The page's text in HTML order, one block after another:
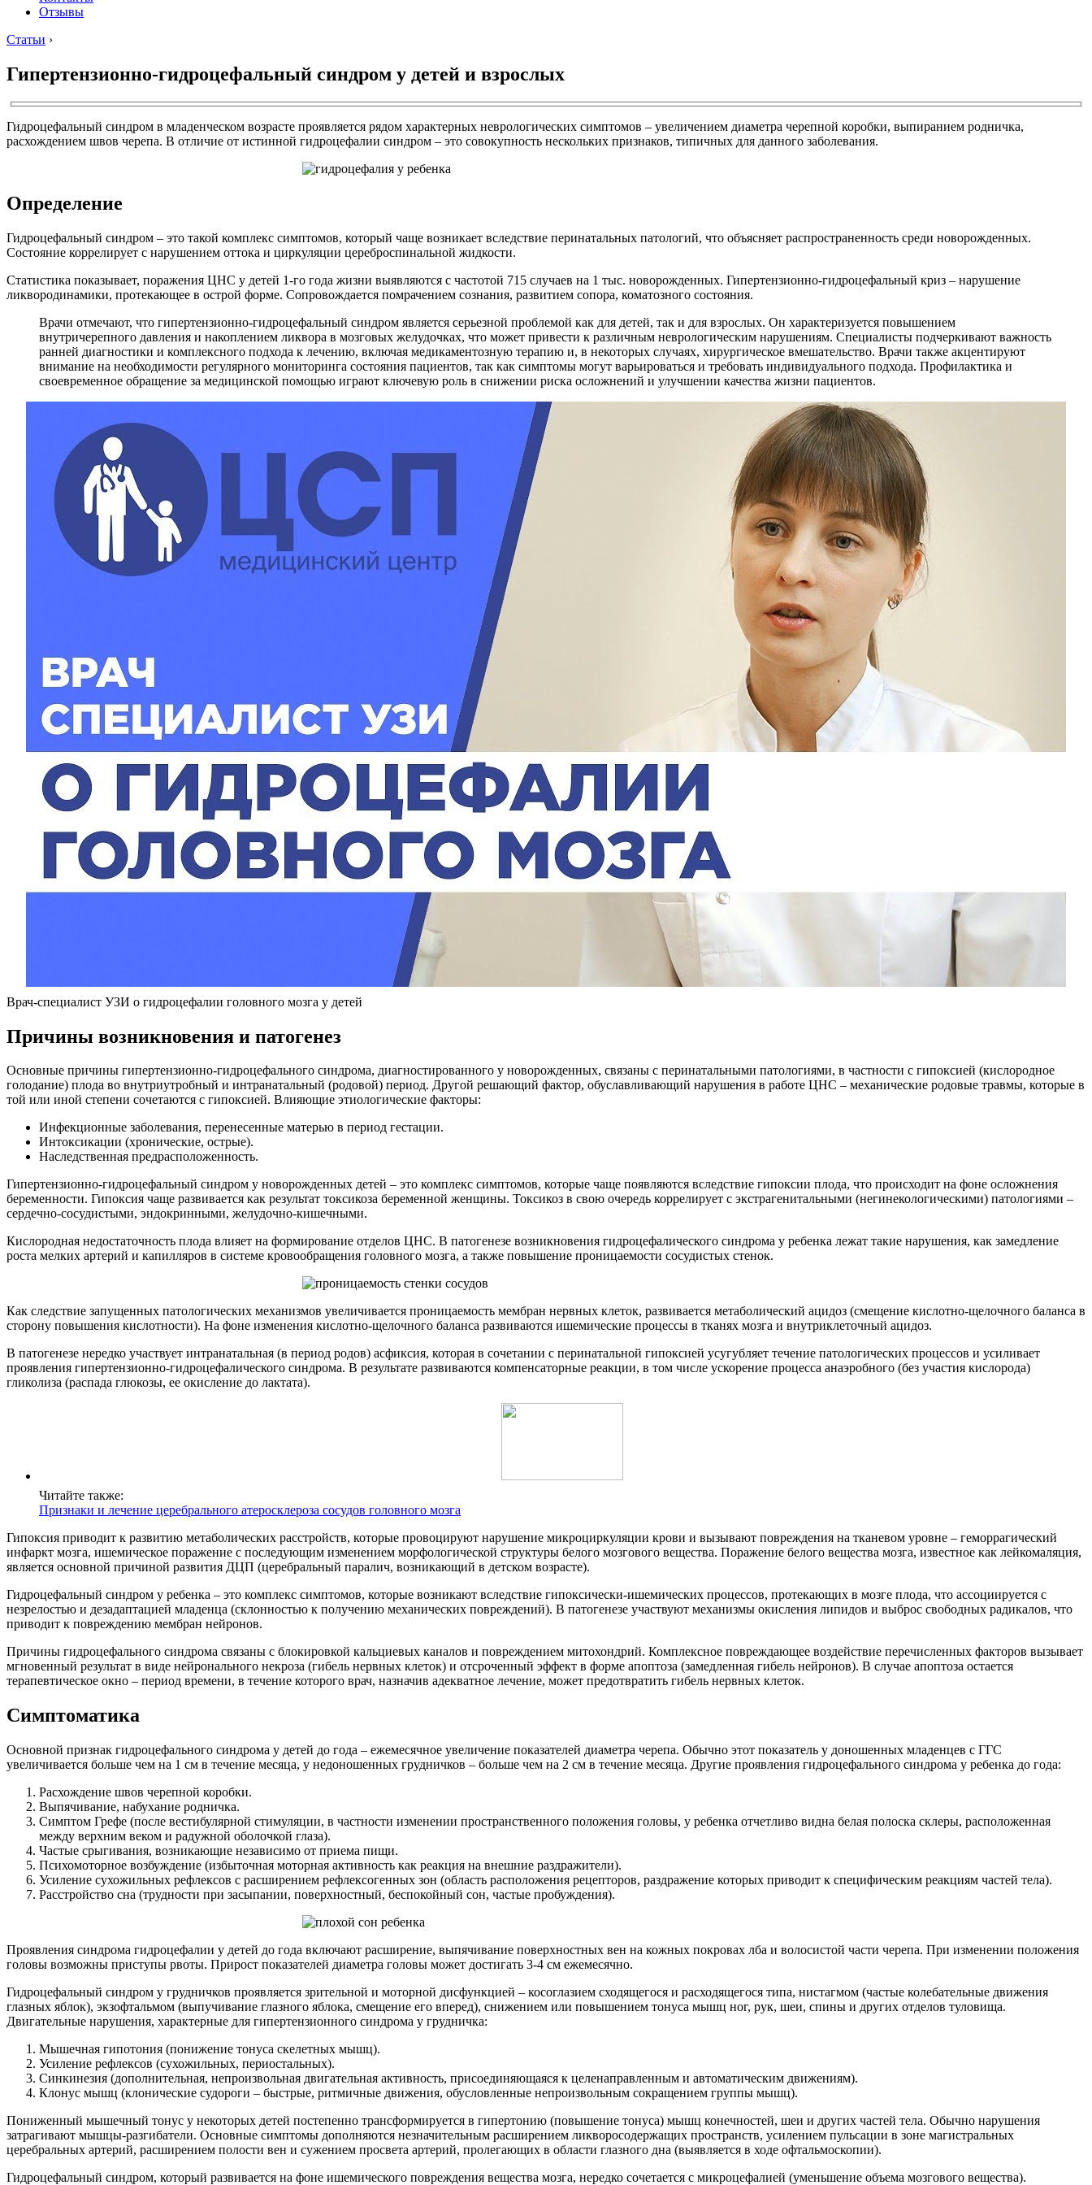
Отзывы
Статьи ›
Гипертензионно-гидроцефальный синдром у детей и взрослых
Гидроцефальный синдром в младенческом возрасте проявляется рядом характерных неврологических симптомов – увеличением диаметра черепной коробки, выпиранием родничка,
расхождением швов черепа. В отличие от истинной гидроцефалии синдром – это совокупность нескольких признаков, типичных для данного заболевания.
Определение
Гидроцефальный синдром – это такой комплекс симптомов, который чаще возникает вследствие перинатальных патологий, что объясняет распространенность среди новорожденных.
Состояние коррелирует с нарушением оттока и циркуляции цереброспинальной жидкости.
Статистика показывает, поражения ЦНС у детей 1-го года жизни выявляются с частотой 715 случаев на 1 тыс. новорожденных. Гипертензионно-гидроцефальный криз – нарушение
ликвородинамики, протекающее в острой форме. Сопровождается помрачением сознания, развитием сопора, коматозного состояния.
Врачи отмечают, что гипертензионно-гидроцефальный синдром является серьезной проблемой как для детей, так и для взрослых. Он характеризуется повышением
внутричерепного давления и накоплением ликвора в мозговых желудочках, что может привести к различным неврологическим нарушениям. Специалисты подчеркивают важность
ранней диагностики и комплексного подхода к лечению, включая медикаментозную терапию и, в некоторых случаях, хирургическое вмешательство. Врачи также акцентируют
внимание на необходимости регулярного мониторинга состояния пациентов, так как симптомы могут варьироваться и требовать индивидуального подхода. Профилактика и
своевременное обращение за медицинской помощью играют ключевую роль в снижении риска осложнений и улучшении качества жизни пациентов.
Врач-специалист УЗИ о гидроцефалии головного мозга у детей
Причины возникновения и патогенез
Основные причины гипертензионно-гидроцефального синдрома, диагностированного у новорожденных, связаны с перинатальными патологиями, в частности с гипоксией (кислородное
голодание) плода во внутриутробный и интранатальный (родовой) период. Другой решающий фактор, обуславливающий нарушения в работе ЦНС – механические родовые травмы, которые в
той или иной степени сочетаются с гипоксией. Влияющие этиологические факторы:
Инфекционные заболевания, перенесенные матерью в период гестации.
Интоксикации (хронические, острые).
Наследственная предрасположенность.
Гипертензионно-гидроцефальный синдром у новорожденных детей – это комплекс симптомов, которые чаще появляются вследствие гипоксии плода, что происходит на фоне осложнения
беременности. Гипоксия чаще развивается как результат токсикоза беременной женщины. Токсикоз в свою очередь коррелирует с экстрагенитальными (негинекологическими) патологиями –
сердечно-сосудистыми, эндокринными, желудочно-кишечными.
Кислородная недостаточность плода влияет на формирование отделов ЦНС. В патогенезе возникновения гидроцефалического синдрома у ребенка лежат такие нарушения, как замедление
роста мелких артерий и капилляров в системе кровообращения головного мозга, а также повышение проницаемости сосудистых стенок.
Как следствие запущенных патологических механизмов увеличивается проницаемость мембран нервных клеток, развивается метаболический ацидоз (смещение кислотно-щелочного баланса в
сторону повышения кислотности). На фоне изменения кислотно-щелочного баланса развиваются ишемические процессы в тканях мозга и внутриклеточный ацидоз.
В патогенезе нередко участвует интранатальная (в период родов) асфиксия, которая в сочетании с перинатальной гипоксией усугубляет течение патологических процессов и усиливает
проявления гипертензионно-гидроцефалического синдрома. В результате развиваются компенсаторные реакции, в том числе ускорение процесса анаэробного (без участия кислорода)
гликолиза (распада глюкозы, ее окисление до лактата).
Читайте также:
Признаки и лечение церебрального атеросклероза сосудов головного мозга
Гипоксия приводит к развитию метаболических расстройств, которые провоцируют нарушение микроциркуляции крови и вызывают повреждения на тканевом уровне – геморрагический
инфаркт мозга, ишемическое поражение с последующим изменением морфологической структуры белого мозгового вещества. Поражение белого вещества мозга, известное как лейкомаляция,
является основной причиной развития ДЦП (церебральный паралич, возникающий в детском возрасте).
Гидроцефальный синдром у ребенка – это комплекс симптомов, которые возникают вследствие гипоксически-ишемических процессов, протекающих в мозге плода, что ассоциируется с
незрелостью и дезадаптацией младенца (склонностью к получению механических повреждений). В патогенезе участвуют механизмы окисления липидов и выброс свободных радикалов, что
приводит к повреждению мембран нейронов.
Причины гидроцефального синдрома связаны с блокировкой кальциевых каналов и повреждением митохондрий. Комплексное повреждающее воздействие перечисленных факторов вызывает
мгновенный результат в виде нейронального некроза (гибель нервных клеток) и отсроченный эффект в форме апоптоза (замедленная гибель нейронов). В случае апоптоза остается
терапевтическое окно – период времени, в течение которого врач, назначив адекватное лечение, может предотвратить гибель нервных клеток.
Симптоматика
Основной признак гидроцефального синдрома у детей до года – ежемесячное увеличение показателей диаметра черепа. Обычно этот показатель у доношенных младенцев с ГГС
увеличивается больше чем на 1 см в течение месяца, у недоношенных грудничков – больше чем на 2 см в течение месяца. Другие проявления гидроцефального синдрома у ребенка до года:
Расхождение швов черепной коробки.
Выпячивание, набухание родничка.
Симптом Грефе (после вестибулярной стимуляции, в частности изменении пространственного положения головы, у ребенка отчетливо видна белая полоска склеры, расположенная
между верхним веком и радужной оболочкой глаза).
Частые срыгивания, возникающие независимо от приема пищи.
Психомоторное возбуждение (избыточная моторная активность как реакция на внешние раздражители).
Усиление сухожильных рефлексов с расширением рефлексогенных зон (область расположения рецепторов, раздражение которых приводит к специфическим реакциям частей тела).
Расстройство сна (трудности при засыпании, поверхностный, беспокойный сон, частые пробуждения).
Проявления синдрома гидроцефалии у детей до года включают расширение, выпячивание поверхностных вен на кожных покровах лба и волосистой части черепа. При изменении положения
головы возможны приступы рвоты. Прирост показателей диаметра головы может достигать 3-4 см ежемесячно.
Гидроцефальный синдром у грудничков проявляется зрительной и моторной дисфункцией – косоглазием сходящегося и расходящегося типа, нистагмом (частые колебательные движения
глазных яблок), экзофтальмом (выпучивание глазного яблока, смещение его вперед), снижением или повышением тонуса мышц ног, рук, шеи, спины и других отделов туловища.
Двигательные нарушения, характерные для гипертензионного синдрома у грудничка:
Мышечная гипотония (понижение тонуса скелетных мышц).
Усиление рефлексов (сухожильных, периостальных).
Синкинезия (дополнительная, непроизвольная двигательная активность, присоединяющаяся к целенаправленным и автоматическим движениям).
Клонус мышц (клонические судороги – быстрые, ритмичные движения, обусловленные непроизвольным сокращением группы мышц).
Пониженный мышечный тонус у некоторых детей постепенно трансформируется в гипертонию (повышение тонуса) мышц конечностей, шеи и других частей тела. Обычно нарушения
затрагивают мышцы-разгибатели. Основные симптомы дополняются незначительным расширением ликворосодержащих пространств, усилением пульсации в зоне магистральных
церебральных артерий, расширением полости вен и сужением просвета артерий, пролегающих в области глазного дна (выявляется в ходе офтальмоскопии).
Гидроцефальный синдром, который развивается на фоне ишемического повреждения вещества мозга, нередко сочетается с микроцефалией (уменьшение объема мозгового вещества).